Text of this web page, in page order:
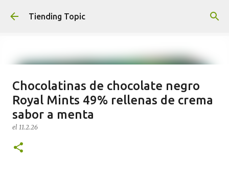
Ir al contenido principal
Tiending Topic
Maquillaje fluido Hydra Deliplus
210 cappuccino (nuevo)
el24.9.25
0
Chocolatinas de chocolate negro
Royal Mints 49% rellenas de crema
sabor a menta
el 11.2.26